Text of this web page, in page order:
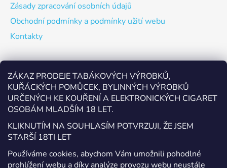
ZÁKAZ PRODEJE TABÁKOVÝCH VÝROBKŮ,
KUŘÁCKÝCH POMŮCEK, BYLINNÝCH VÝROBKŮ
URČENÝCH KE KOUŘENÍ A ELEKTRONICKÝCH CIGARET
OSOBÁM MLADŠÍM 18 LET.
KLIKNUTÍM NA SOUHLASÍM POTVRZUJI, ŽE JSEM
STARŠÍ 18TI LET
Používáme cookies, abychom Vám umožnili pohodlné
prohlížení webu a díky analýze provozu webu neustále
Zásady zpracování osobních údajů
Obchodní podmínky a podmínky užití webu
Kontakty
Odebírat newsletter
Vložte svůj e-mail a my vám budeme zasílat informace o
nových produktech na našem e-shopu.
E-mail
Vložením e-mailu souhlasíte s
podmínkami ochrany
osobních údajů